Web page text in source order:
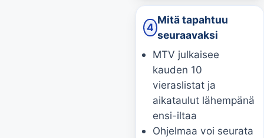
4
Mitä tapahtuu
seuraavaksi
MTV julkaisee
kauden 10
vieraslistat ja
aikataulut lähempänä
ensi-iltaa
Ohjelmaa voi seurata